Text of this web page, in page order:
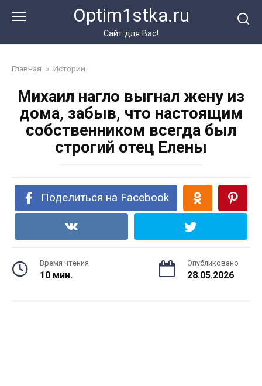
Optim1stka.ru
Сайт для Вас!
Главная » Истории
Михаил нагло выгнал жену из
дома, забыв, что настоящим
собственником всегда был
строгий отец Елены
Поделиться на Facebook
Время чтения
10 мин.
Опубликовано
28.05.2026